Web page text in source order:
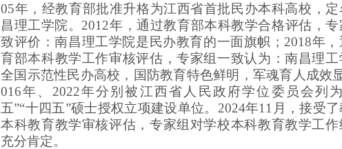
05年，经教育部批准升格为江西省首批民办本科高校，
昌理工学院。2012年，通过教育部本科教学合格评估，专
致评价：南昌理工学院是民办教育的一面旗帜；2018年，
育部本科教学工作审核评估，专家组一致认为：南昌理工
全国示范性民办高校，国防教育特色鲜明，军魂育人成效
016年、2022年分别被江西省人民政府学位委员会列
五”“十四五”硕士授权立项建设单位。 2024年11月，接受
本科教育教学审核评估，专家组对学校本科教育教学工作
充分肯定。